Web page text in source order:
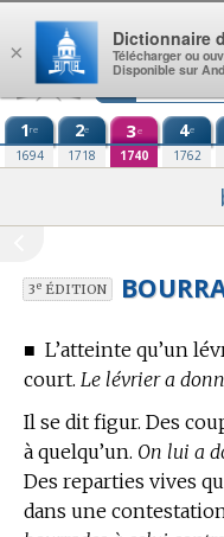
Aller au contenu
1re
1694
2e
1718
3e
1740
4e
1762
3eÉDITION
■ L’atteinte qu’un
court. Le lévrier a
Il se dit figur. Des
à quelqu’un. On lui a
Des reparties vives
dans une
×
Dictionnaire
Télécharger ou
Disponible sur